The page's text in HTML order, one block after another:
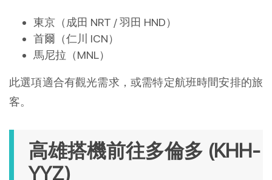
東京（成田 NRT / 羽田 HND）
首爾（仁川 ICN）
馬尼拉（MNL）
此選項適合有觀光需求，或需特定航班時間安排的旅
客。
高雄搭機前往多倫多 (KHH-
YYZ)